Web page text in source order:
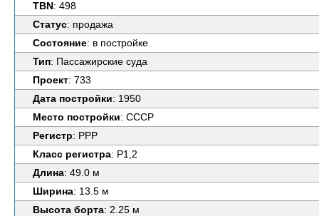
TBN : 498
Статус: продажа
Состояние: в постройке
Тип: Пассажирские суда
Проект: 733
Дата постройки: 1950
Место постройки: СССР
Регистр: РРР
Класс регистра: Р1,2
Длина: 49.0 м
Ширина: 13.5 м
Высота борта: 2.25 м